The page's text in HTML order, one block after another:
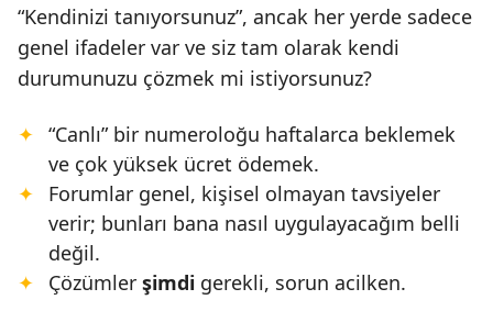
“Kendinizi tanıyorsunuz”, ancak her yerde sadece
genel ifadeler var ve siz tam olarak kendi
durumunuzu çözmek mi istiyorsunuz?
“Canlı” bir numeroloğu haftalarca beklemek
ve çok yüksek ücret ödemek.
Forumlar genel, kişisel olmayan tavsiyeler
verir; bunları bana nasıl uygulayacağım belli
değil.
Çözümler şimdi gerekli, sorun acilken.